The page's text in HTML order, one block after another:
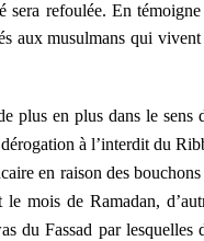
sera refoulée. En témoigne
aux musulmans qui vivent
plus en plus dans le sens
à l’interdit du
en raison des bouchons
mois de Ramadan,
du Fassad par lesquelles